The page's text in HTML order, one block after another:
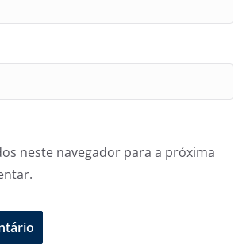
neste navegador para a próxima